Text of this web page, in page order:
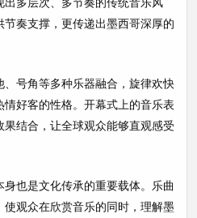
奏支撑，更传递出墨西哥深厚的
号角等多种乐器融合，旋律欢快
好客的性格。开幕式上的音乐表
结合，让全球观众能够直观感受
也是文化传承的重要载体。乐曲
观众在欣赏音乐的同时，理解墨